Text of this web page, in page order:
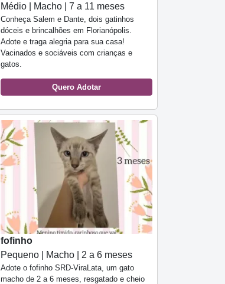
Médio | Macho | 7 a 11 meses
Conheça Salem e Dante, dois gatinhos
dóceis e brincalhões em Florianópolis.
Adote e traga alegria para sua casa!
Vacinados e sociáveis com crianças e
gatos.
Quero Adotar
fofinho
Pequeno | Macho | 2 a 6 meses
Adote o fofinho SRD-ViraLata, um gato
macho de 2 a 6 meses, resgatado e cheio